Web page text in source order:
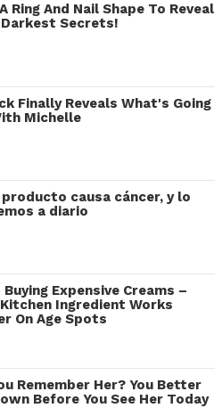
Ring And Nail Shape To Reveal
Darkest Secrets!
Finally Reveals What's Going
Michelle
causa cáncer, y lo
a diario
Expensive Creams –
Ingredient Works
On Age Spots
Remember Her? You Better
Before You See Her Today